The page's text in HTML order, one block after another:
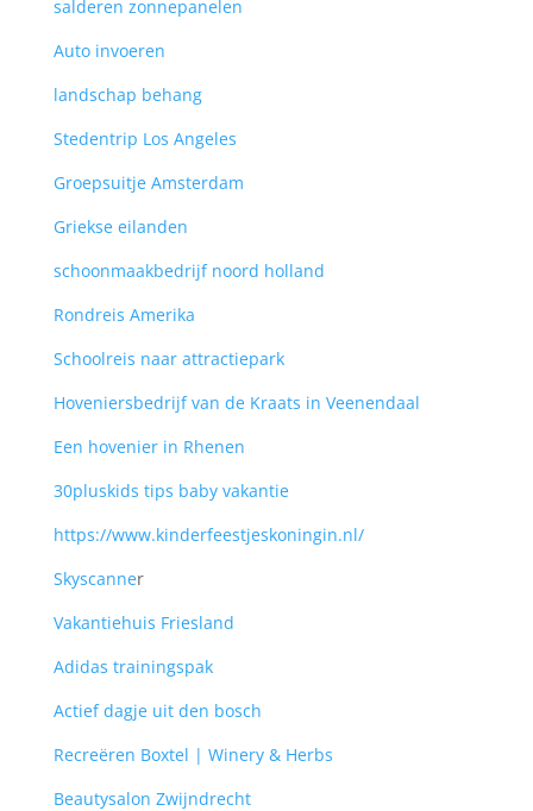
salderen zonnepanelen
Auto invoeren
landschap behang
Stedentrip Los Angeles
Groepsuitje Amsterdam
Griekse eilanden
schoonmaakbedrijf noord holland
Rondreis Amerika
Schoolreis naar attractiepark
Hoveniersbedrijf van de Kraats in Veenendaal
Een hovenier in Rhenen
30pluskids tips baby vakantie
https://www.kinderfeestjeskoningin.nl/
Skyscanner
Vakantiehuis Friesland
Adidas trainingspak
Actief dagje uit den bosch
Recreëren Boxtel | Winery & Herbs
Beautysalon Zwijndrecht